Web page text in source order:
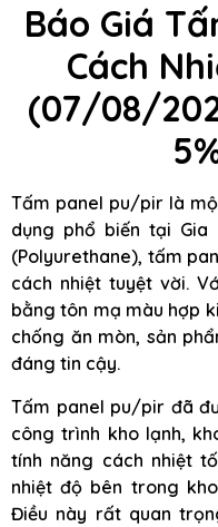
Báo Giá
Cách
(07/08/
Tấm panel pu/pir là
dụng phổ biến tại
(Polyurethane), tấm
cách nhiệt tuyệt vời.
bằng tôn mạ màu hợp
chống ăn mòn, sản
đáng tin cậy.
Tấm panel pu/pir đã
công trình kho lạnh,
tính năng cách nhiệt
nhiệt độ bên trong
Điều này rất quan